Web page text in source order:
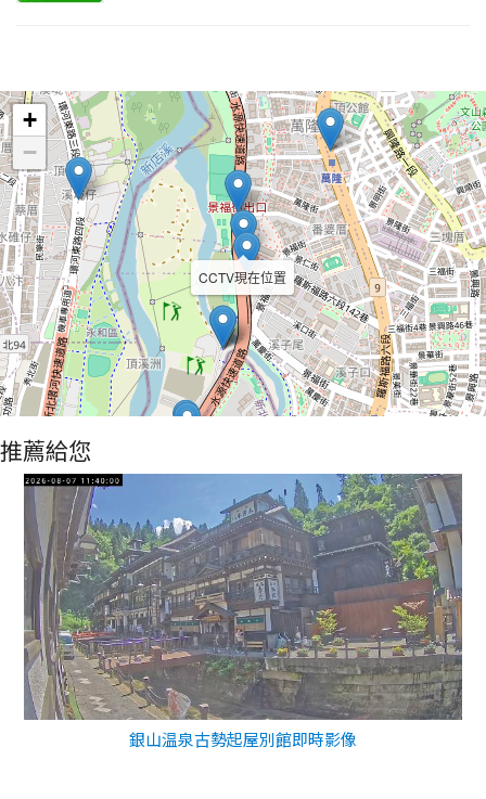
CCTV現在位置
+
−
推薦給您
銀山温泉古勢起屋別館即時影像